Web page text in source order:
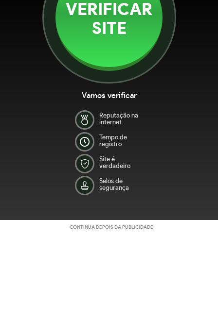
VERIFICAR
SITE
Vamos verificar
Reputação na
internet
Tempo de
registro
Site é
verdadeiro
Selos de
segurança
CONTINUA DEPOIS DA PUBLICIDADE